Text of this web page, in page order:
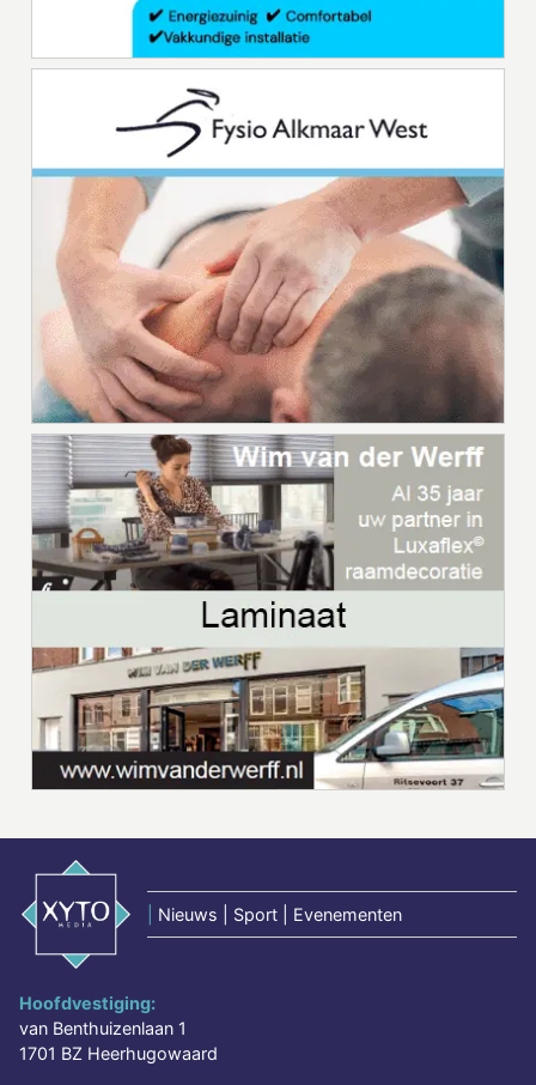
Nieuws | Sport | Evenementen
Hoofdvestiging:
van Benthuizenlaan 1
1701 BZ Heerhugowaard